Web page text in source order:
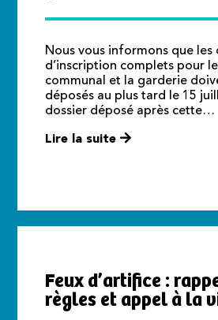
Nous vous informons que les
d’inscription complets pour
communal et la garderie
déposés au plus tard le 15
dossier déposé après cette…
Lire la suite
Feux d’artifice :
règles et appel à la